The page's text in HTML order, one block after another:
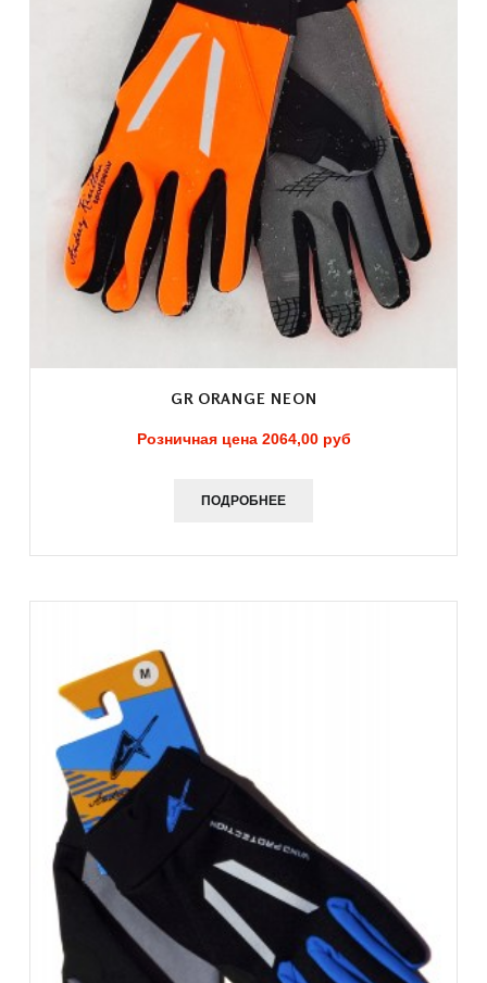
GR ORANGE NEON
Розничная цена 2064,00 руб
ПОДРОБНЕЕ